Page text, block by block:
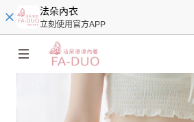
法朵內衣
立刻使用官方APP